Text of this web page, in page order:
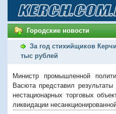
Городские новости
За год стихийщиков
тыс рублей
Министр промышленной
Васюта представил
нестационарных торговых
ликвидации